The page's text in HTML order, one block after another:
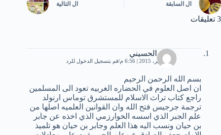
ال السابقة ال التالية
3 تعليقات
محمد الحسيني
27 سبتمبر، 2015 | 6:56 م قم بتسجيل الدخول للرد
بسم الله الرحمن الرحيم
ان اصل العلوم في الحضاره الغربيه تعود الى المسلمين
راجع كتاب تراث الاسلام للمستشرق توماس ارنولد
ترجمة جرجيس فتح الله وان القوانين العلميه اصلها من
علم الجبر الذي اسسه الخوارزمي الذي اخذه عن جابر
بن حيان ونسب اليه هذا العلم وجابر بن حيان هو تلميذ